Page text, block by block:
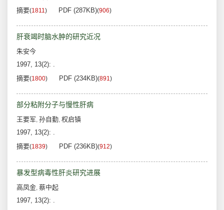
摘要(1811) PDF (287KB)(906)
肝衰竭时脑水肿的研究近况
朱安今
1997, 13(2): .
摘要(1800) PDF (234KB)(891)
部分粘附分子与慢性肝病
王要军, 孙自勤, 权启镇
1997, 13(2): .
摘要(1839) PDF (236KB)(912)
暴发型病毒性肝炎研究进展
高凤金, 蔡中起
1997, 13(2): .